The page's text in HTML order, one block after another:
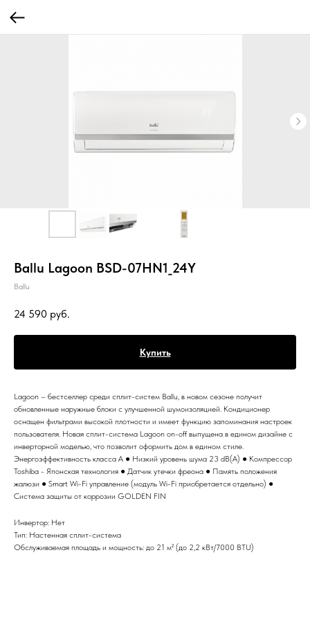
Ballu Lagoon BSD-07HN1_24Y
Ballu
24 590 руб.
Купить
Lagoon – бестселлер среди сплит-систем Ballu, в новом сезоне получит
обновленные наружные блоки с улучшенной шумоизоляцией. Кондиционер
оснащен фильтрами высокой плотности и имеет функцию запоминания настроек
пользователя. Новая сплит-система Lagoon on-off выпущена в едином дизайне с
инверторной моделью, что позволит оформить дом в едином стиле.
Энергоэффективность класса А ● Низкий уровень шума 23 dB(A) ● Компрессор
Toshiba - Японская технология ● Датчик утечки фреона ● Память положения
жалюзи ● Smart Wi-Fi управление (модуль Wi-Fi приобретается отдельно) ●
Система защиты от коррозии GOLDEN FIN
Инвертор: Нет
Тип: Настенная сплит-система
Обслуживаемая площадь и мощность: до 21 м² (до 2,2 кВт/7000 BTU)